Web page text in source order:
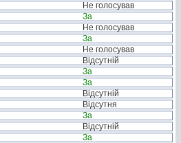
Не голосував
За
Не голосував
За
Не голосував
Відсутній
За
За
Відсутній
Відсутня
За
Відсутній
За